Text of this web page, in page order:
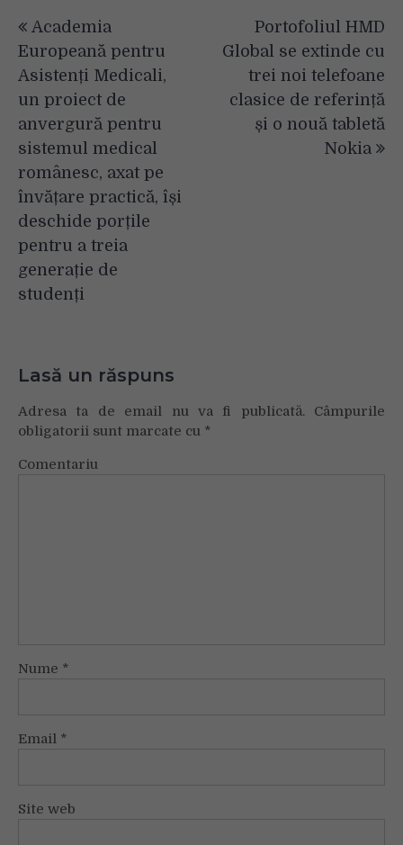
în
articole
Academia
Europeană pentru
Asistenți Medicali,
un proiect de
anvergură pentru
sistemul medical
românesc, axat pe
învățare practică, își
deschide porțile
pentru a treia
generație de
studenți
Portofoliul HMD
Global se extinde cu
trei noi telefoane
clasice de referință
și o nouă tabletă
Nokia
Lasă un răspuns
Adresa ta de email nu va fi publicată.Câmpurile
obligatorii sunt marcate cu *
Comentariu
Nume *
Email *
Site web